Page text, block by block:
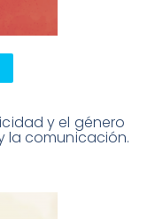
y el género
la comunicación.